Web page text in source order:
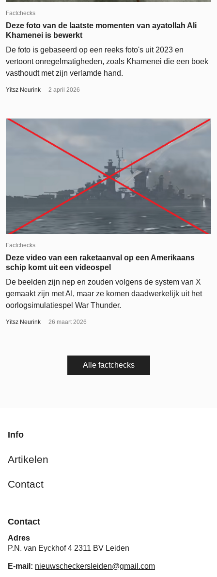
Factchecks
Deze foto van de laatste momenten van ayatollah Ali
Khamenei is bewerkt
De foto is gebaseerd op een reeks foto's uit 2023 en
vertoont onregelmatigheden, zoals Khamenei die een boek
vasthoudt met zijn verlamde hand.
Yitsz Neurink 2 april 2026
Factchecks
Deze video van een raketaanval op een Amerikaans
schip komt uit een videospel
De beelden zijn nep en zouden volgens de system van X
gemaakt zijn met AI, maar ze komen daadwerkelijk uit het
oorlogsimulatiespel War Thunder.
Yitsz Neurink 26 maart 2026
Alle factchecks
Info
Artikelen
Contact
Contact
Adres
P.N. van Eyckhof 4 2311 BV Leiden
E-mail: nieuwscheckersleiden@gmail.com